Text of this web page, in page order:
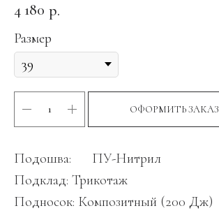
4 180 р.
Размер
ОФОРМИТЬ ЗАКАЗ
Подошва: ПУ-Нитрил
Подклад: Трикотаж
Подносок: Композитный (200 Дж)